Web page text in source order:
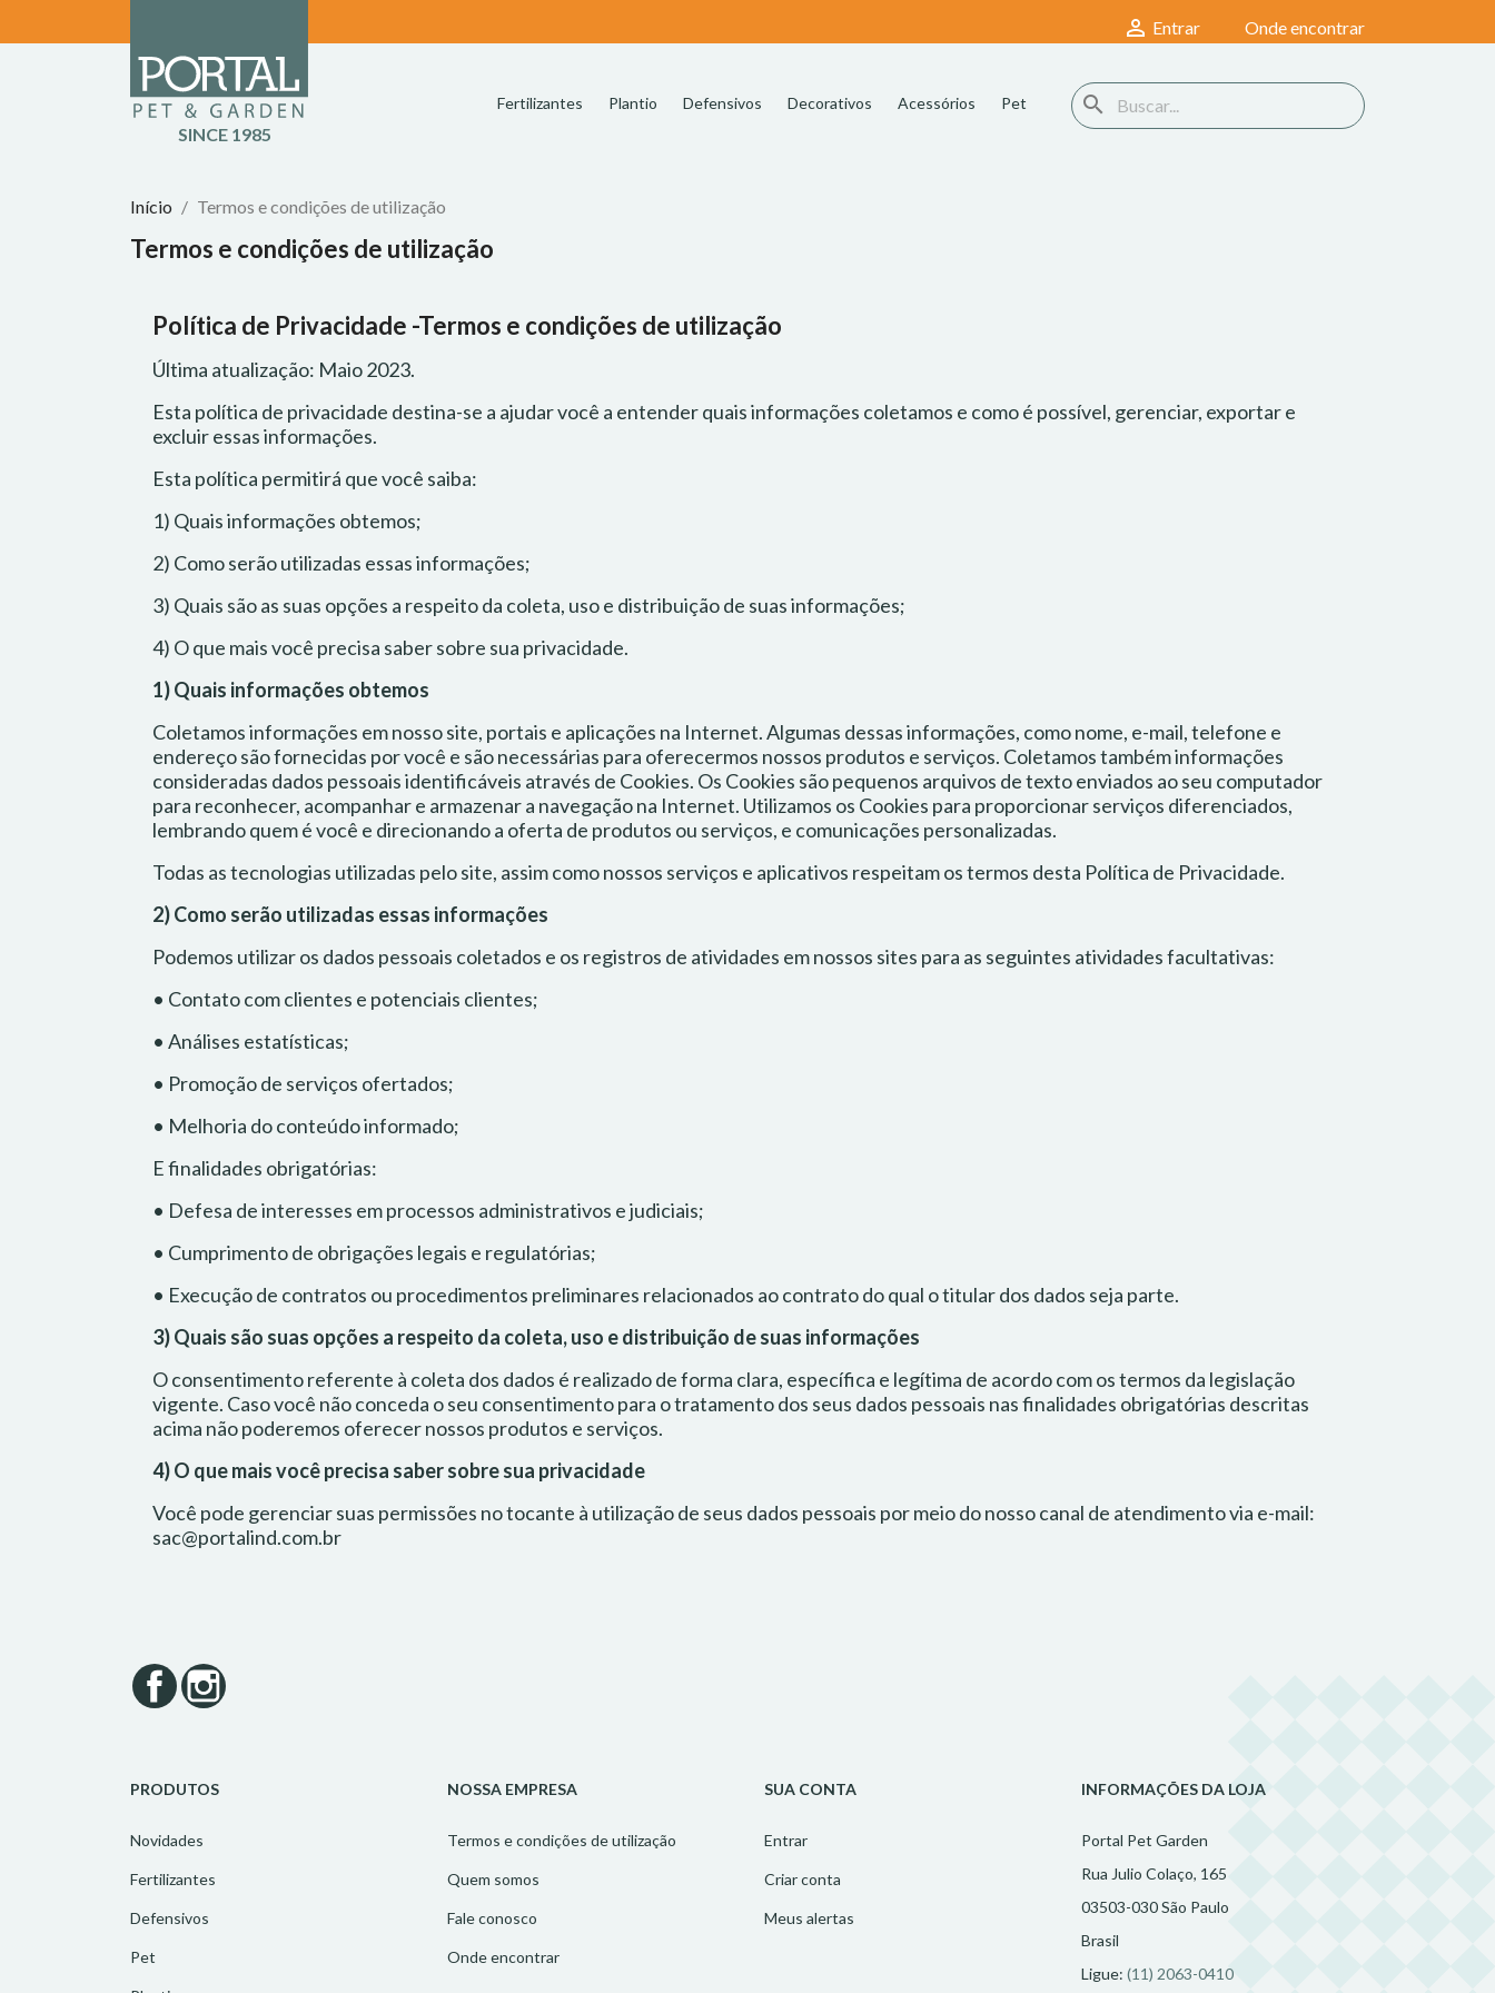
 Entrar Onde encontrar
SINCE 1985
Fertilizantes Plantio Defensivos Decorativos Acessórios Pet search
Início Termos e condições de utilização
Termos e condições de utilização
Política de Privacidade -Termos e condições de utilização
Última atualização: Maio 2023.
Esta política de privacidade destina-se a ajudar você a entender quais informações coletamos e como é possível, gerenciar, exportar e
excluir essas informações.
Esta política permitirá que você saiba:
1) Quais informações obtemos;
2) Como serão utilizadas essas informações;
3) Quais são as suas opções a respeito da coleta, uso e distribuição de suas informações;
4) O que mais você precisa saber sobre sua privacidade.
1) Quais informações obtemos
Coletamos informações em nosso site, portais e aplicações na Internet. Algumas dessas informações, como nome, e-mail, telefone e
endereço são fornecidas por você e são necessárias para oferecermos nossos produtos e serviços. Coletamos também informações
consideradas dados pessoais identificáveis através de Cookies. Os Cookies são pequenos arquivos de texto enviados ao seu computador
para reconhecer, acompanhar e armazenar a navegação na Internet. Utilizamos os Cookies para proporcionar serviços diferenciados,
lembrando quem é você e direcionando a oferta de produtos ou serviços, e comunicações personalizadas.
Todas as tecnologias utilizadas pelo site, assim como nossos serviços e aplicativos respeitam os termos desta Política de Privacidade.
2) Como serão utilizadas essas informações
Podemos utilizar os dados pessoais coletados e os registros de atividades em nossos sites para as seguintes atividades facultativas:
• Contato com clientes e potenciais clientes;
• Análises estatísticas;
• Promoção de serviços ofertados;
• Melhoria do conteúdo informado;
E finalidades obrigatórias:
• Defesa de interesses em processos administrativos e judiciais;
• Cumprimento de obrigações legais e regulatórias;
• Execução de contratos ou procedimentos preliminares relacionados ao contrato do qual o titular dos dados seja parte.
3) Quais são suas opções a respeito da coleta, uso e distribuição de suas informações
O consentimento referente à coleta dos dados é realizado de forma clara, específica e legítima de acordo com os termos da legislação
vigente. Caso você não conceda o seu consentimento para o tratamento dos seus dados pessoais nas finalidades obrigatórias descritas
acima não poderemos oferecer nossos produtos e serviços.
4) O que mais você precisa saber sobre sua privacidade
Você pode gerenciar suas permissões no tocante à utilização de seus dados pessoais por meio do nosso canal de atendimento via e-mail:
sac@portalind.com.br
Facebook
PRODUTOS
Novidades
Fertilizantes
Defensivos
Pet
NOSSA EMPRESA
Termos e condições de utilização
Quem somos
Fale conosco
Onde encontrar
SUA CONTA
Entrar
Criar conta
Meus alertas
INFORMAÇÕES DA LOJA
Portal Pet Garden
Rua Julio Colaço, 165
03503-030 São Paulo
Brasil
Ligue: (11) 2063-0410